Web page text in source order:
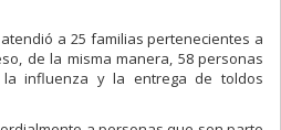
a 25 familias pertenecientes a
de la misma manera, 58 personas
influenza y la entrega de toldos